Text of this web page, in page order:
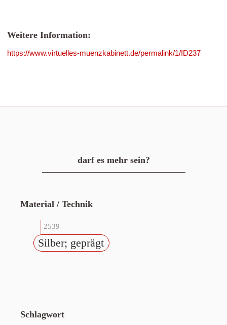
Weitere Information:
https://www.virtuelles-muenzkabinett.de/permalink/1/ID237
darf es mehr sein?
Material / Technik
2539
Silber; geprägt
Schlagwort